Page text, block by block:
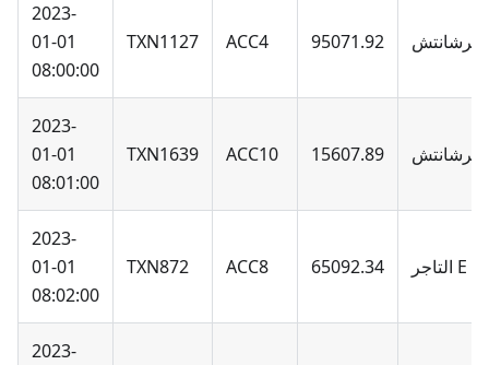
2023-
01-01
08:00:00
TXN1127 ACC4 95071.92 ميرشانتش
2023-
01-01
08:01:00
TXN1639 ACC10 15607.89 ميرشانتش
2023-
01-01
08:02:00
TXN872 ACC8 65092.34 التاجر E
2023-